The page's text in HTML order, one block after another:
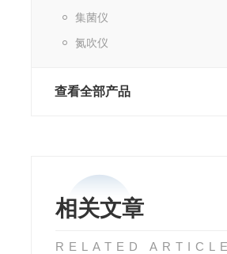
集菌仪
氮吹仪
查看全部产品
相关文章
RELATED